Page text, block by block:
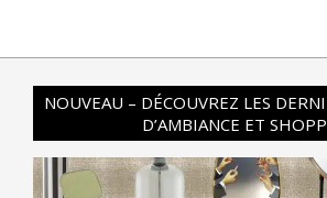
NOUVEAU – DÉCOUVREZ LES
D’AMBIANCE ET